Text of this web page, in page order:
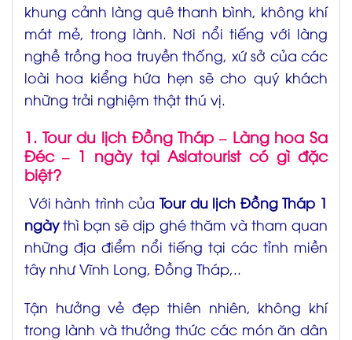
khung cảnh làng quê thanh bình, không khí
mát mẻ, trong lành. Nơi nổi tiếng với làng
nghề trồng hoa truyền thống, xứ sở của các
loài hoa kiểng hứa hẹn sẽ cho quý khách
những trải nghiệm thật thú vị.
1. Tour du lịch Đồng Tháp – Làng hoa Sa
Đéc – 1 ngày tại Asiatourist có gì đặc
biệt?
Với hành trình của Tour du lịch Đồng Tháp 1
ngàythì bạn sẽ dịp ghé thăm và tham quan
những địa điểm nổi tiếng tại các tỉnh miền
tây như Vĩnh Long, Đồng Tháp,..
Tận hưởng vẻ đẹp thiên nhiên, không khí
trong lành và thưởng thức các món ăn dân